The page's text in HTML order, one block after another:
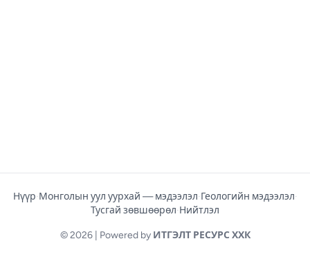
Нүүр·Монголын уул уурхай — мэдээлэл·Геологийн мэдээлэл·
Тусгай зөвшөөрөл·Нийтлэл
© 2026 | Powered by ИТГЭЛТ РЕСУРС ХХК